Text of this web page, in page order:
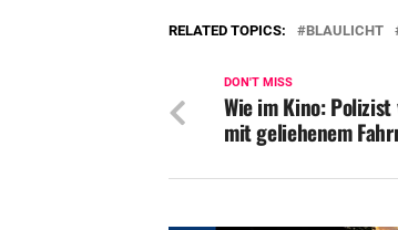
RELATED TOPICS: BLAULICHT
DON'T MISS
Wie im Kino:
mit geliehenem